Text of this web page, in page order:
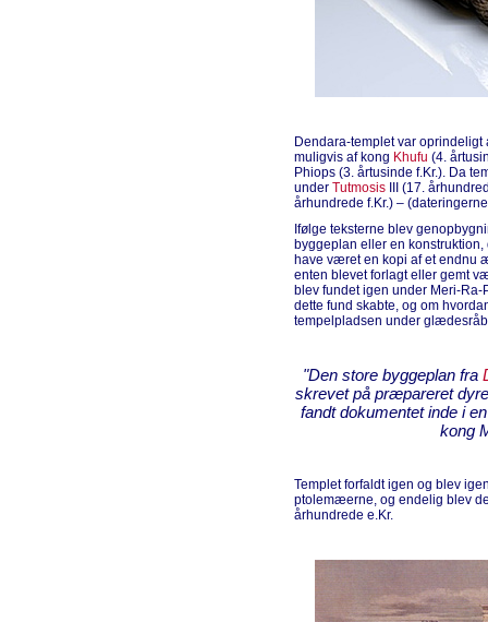
Dendara-templet var
muligvis af kong Khufu (4.
Phiops (3. årtusinde f.Kr.). Da
under Tutmosis III (17.
århundrede f.Kr.) –
Ifølge teksterne blev
byggeplan eller en
have været en kopi af et endnu
enten blevet forlagt eller gemt
blev fundet igen under Meri-
dette fund skabte, og om
tempelpladsen under
"Den store byggeplan fra
skrevet på præpareret
fandt dokumentet inde i
kong
Templet forfaldt igen og blev
ptolemæerne, og endelig blev
århundrede e.Kr.